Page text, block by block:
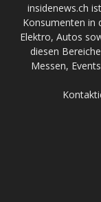
insidenews.ch
Konsumenten in
Elektro, Autos
diesen
Messen,